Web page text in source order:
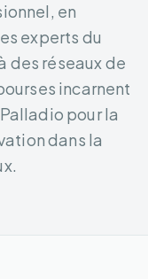
en
experts du
des réseaux de
incarnent
pour la
dans la